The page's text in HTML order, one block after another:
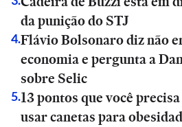
da punição do STJ
4.Flávio Bolsonaro diz não
economia e pergunta a
sobre Selic
5.13 pontos que você
usar canetas para